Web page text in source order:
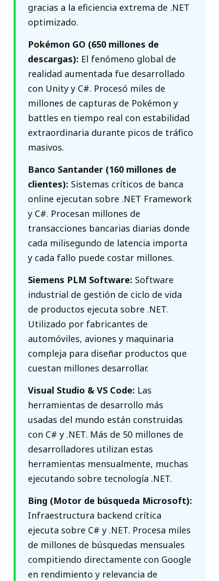
gracias a la eficiencia extrema de .NET
optimizado.
Pokémon GO (650 millones de
descargas): El fenómeno global de
realidad aumentada fue desarrollado
con Unity y C#. Procesó miles de
millones de capturas de Pokémon y
battles en tiempo real con estabilidad
extraordinaria durante picos de tráfico
masivos.
Banco Santander (160 millones de
clientes): Sistemas críticos de banca
online ejecutan sobre .NET Framework
y C#. Procesan millones de
transacciones bancarias diarias donde
cada milisegundo de latencia importa
y cada fallo puede costar millones.
Siemens PLM Software: Software
industrial de gestión de ciclo de vida
de productos ejecuta sobre .NET.
Utilizado por fabricantes de
automóviles, aviones y maquinaria
compleja para diseñar productos que
cuestan millones desarrollar.
Visual Studio & VS Code: Las
herramientas de desarrollo más
usadas del mundo están construidas
con C# y .NET. Más de 50 millones de
desarrolladores utilizan estas
herramientas mensualmente, muchas
ejecutando sobre tecnología .NET.
Bing (Motor de búsqueda Microsoft):
Infraestructura backend crítica
ejecuta sobre C# y .NET. Procesa miles
de millones de búsquedas mensuales
compitiendo directamente con Google
en rendimiento y relevancia de